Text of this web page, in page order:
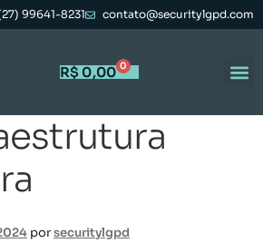
99641-8231 contato@securitylgpd.com
R$ 0,00 0
porsecuritylgpd